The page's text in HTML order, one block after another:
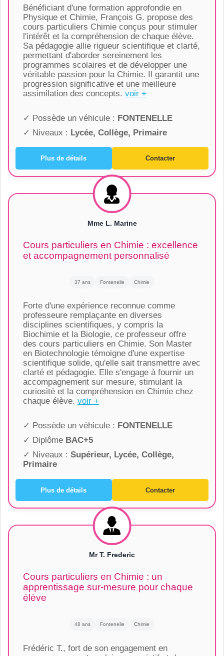
Bénéficiant d'une formation approfondie en
Physique et Chimie, François G. propose des
cours particuliers Chimie conçus pour stimuler
l'intérêt et la compréhension de chaque élève.
Sa pédagogie allie rigueur scientifique et clarté,
permettant d'aborder sereinement les
programmes scolaires et de développer une
véritable passion pour la Chimie. Il garantit une
progression significative et une meilleure
assimilation des concepts. voir +
✓ Possède un véhicule : FONTENELLE
✓ Niveaux : Lycée, Collège, Primaire
Plus de détails Contacter
Mme L. Marine
Cours particuliers en Chimie : excellence
et accompagnement personnalisé
37 ans Fontenelle Chimie
Forte d'une expérience reconnue comme
professeure remplaçante en diverses
disciplines scientifiques, y compris la
Biochimie et la Biologie, ce professeur offre
des cours particuliers en Chimie. Son Master
en Biotechnologie témoigne d'une expertise
scientifique solide, qu'elle sait transmettre avec
clarté et pédagogie. Elle s'engage à fournir un
accompagnement sur mesure, stimulant la
curiosité et la compréhension en Chimie chez
chaque élève. voir +
✓ Possède un véhicule : FONTENELLE
✓ Diplôme BAC+5
✓ Niveaux : Supérieur, Lycée, Collège,
Primaire
Plus de détails Contacter
Mr T. Frederic
Cours particuliers en Chimie : un
apprentissage sur-mesure pour chaque
élève
48 ans Fontenelle Chimie
Frédéric T., fort de son engagement en